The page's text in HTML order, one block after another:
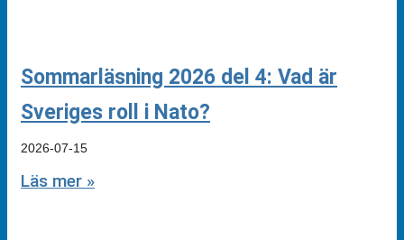
Sommarläsning 2026 del 4: Vad är
Sveriges roll i Nato?
2026-07-15
Läs mer »